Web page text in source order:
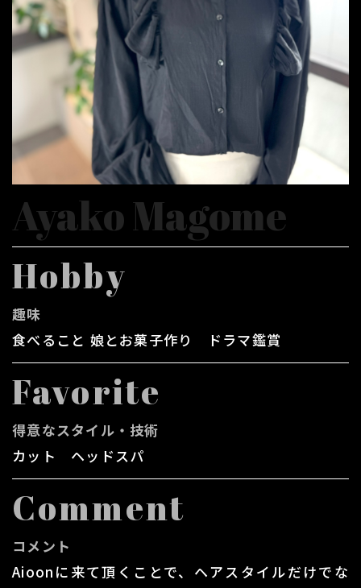
Ayako Magome
Hobby
趣味
食べること 娘とお菓子作り ドラマ鑑賞
Favorite
得意なスタイル・技術
カット ヘッドスパ
Comment
コメント
Aioonに来て頂くことで、ヘアスタイルだけでな